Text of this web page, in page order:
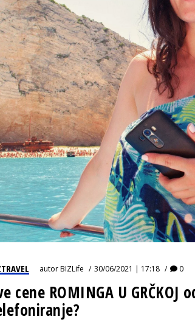
autorBIZLife 30/06/2021 | 17:18 0
cene ROMINGA U